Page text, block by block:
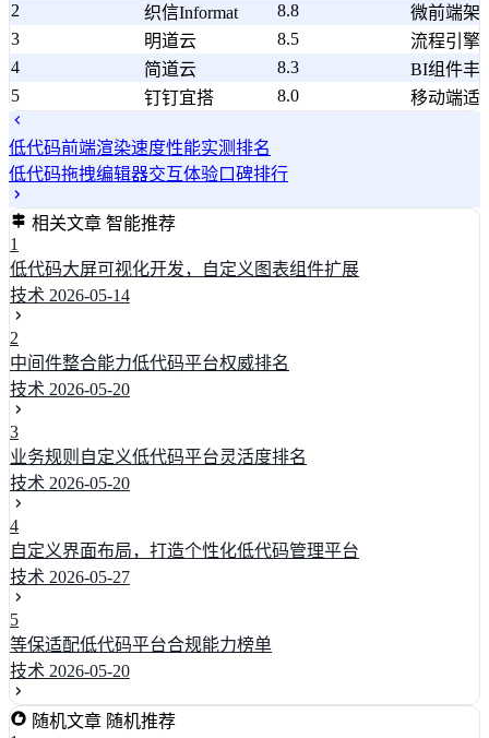
2
织信Informat 8.8
微前端架
3
明道云 8.5
流程引擎
4
简道云 8.3
BI组件丰
5
钉钉宜搭 8.0 移动端适
低代码前端渲染速度性能实测排名
低代码拖拽编辑器交互体验口碑排行
相关文章 智能推荐
1
低代码大屏可视化开发，自定义图表组件扩展
技术 2026-05-14
2
中间件整合能力低代码平台权威排名
技术 2026-05-20
3
业务规则自定义低代码平台灵活度排名
技术 2026-05-20
4
自定义界面布局，打造个性化低代码管理平台
技术 2026-05-27
5
等保适配低代码平台合规能力榜单
技术 2026-05-20
随机文章 随机推荐